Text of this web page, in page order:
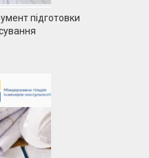
підготовки